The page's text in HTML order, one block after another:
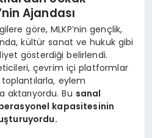
Ajandası
göre, MLKP’nin gençlik,
kültür sanat ve hukuk gibi
gösterdiği belirlendi.
çevrim içi platformlar
eylem
aktarıyordu. Bu sanal
kapasitesinin